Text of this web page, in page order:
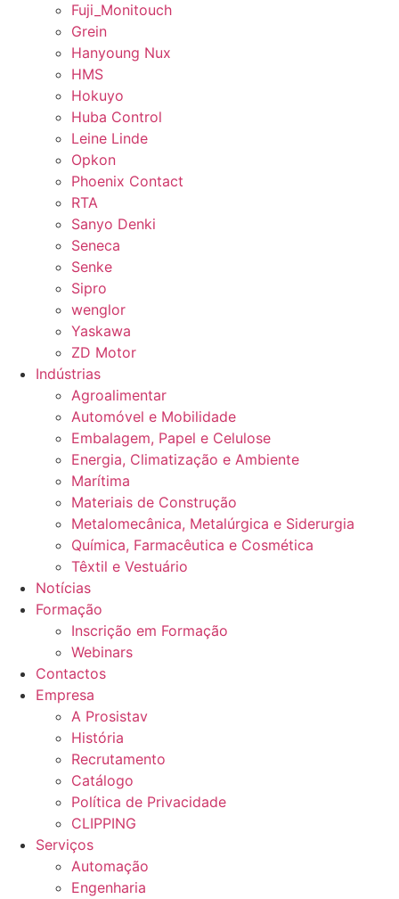
Fuji_Monitouch
Grein
Hanyoung Nux
HMS
Hokuyo
Huba Control
Leine Linde
Opkon
Phoenix Contact
RTA
Sanyo Denki
Seneca
Senke
Sipro
wenglor
Yaskawa
ZD Motor
Indústrias
Agroalimentar
Automóvel e Mobilidade
Embalagem, Papel e Celulose
Energia, Climatização e Ambiente
Marítima
Materiais de Construção
Metalomecânica, Metalúrgica e Siderurgia
Química, Farmacêutica e Cosmética
Têxtil e Vestuário
Notícias
Formação
Inscrição em Formação
Webinars
Contactos
Empresa
A Prosistav
História
Recrutamento
Catálogo
Política de Privacidade
CLIPPING
Serviços
Automação
Engenharia